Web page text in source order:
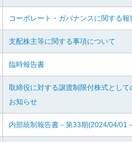
コーポレート・ガバナンスに関する
支配株主等に関する事項について
臨時報告書
取締役に対する譲渡制限付株式とし
お知らせ
内部統制報告書－第33期(2024/04/01